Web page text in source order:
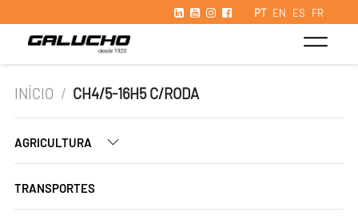
PT EN ES FR
INÍCIO / CH4/5-16H5 C/RODA
AGRICULTURA
TRANSPORTES